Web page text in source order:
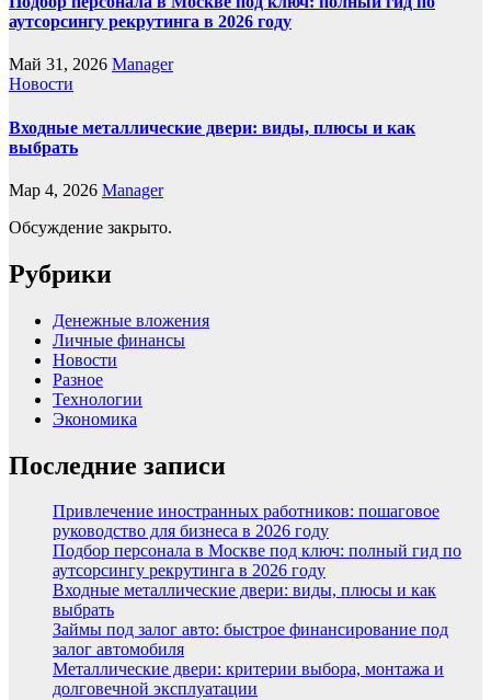
аутсорсингу рекрутинга в 2026 году
Май 31, 2026 Manager
Новости
Входные металлические двери: виды, плюсы и как
выбрать
Мар 4, 2026 Manager
Обсуждение закрыто.
Рубрики
Денежные вложения
Личные финансы
Новости
Разное
Технологии
Экономика
Последние записи
Привлечение иностранных работников: пошаговое
руководство для бизнеса в 2026 году
Подбор персонала в Москве под ключ: полный гид по
аутсорсингу рекрутинга в 2026 году
Входные металлические двери: виды, плюсы и как
выбрать
Займы под залог авто: быстрое финансирование под
залог автомобиля
Металлические двери: критерии выбора, монтажа и
долговечной эксплуатации